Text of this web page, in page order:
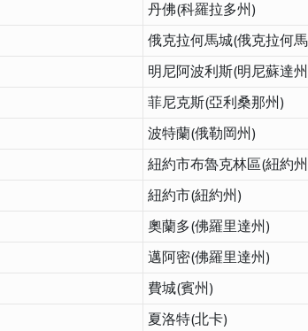
丹佛(科羅拉多州)
俄克拉何馬城(俄克拉何
明尼阿波利斯(明尼蘇達
菲尼克斯(亞利桑那州)
波特蘭(俄勒岡州)
紐約市布魯克林區(紐約
紐約市(紐約州)
奧蘭多(佛羅里達州)
邁阿密(佛羅里達州)
費城(賓州)
夏洛特(北卡)